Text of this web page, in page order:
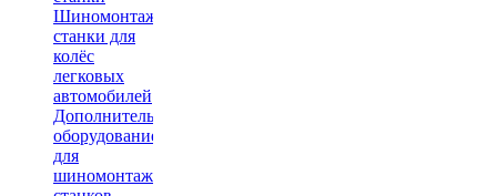
Шиномонтажные
станки для
колёс
легковых
автомобилей
Дополнительное
оборудование
для
шиномонтажных